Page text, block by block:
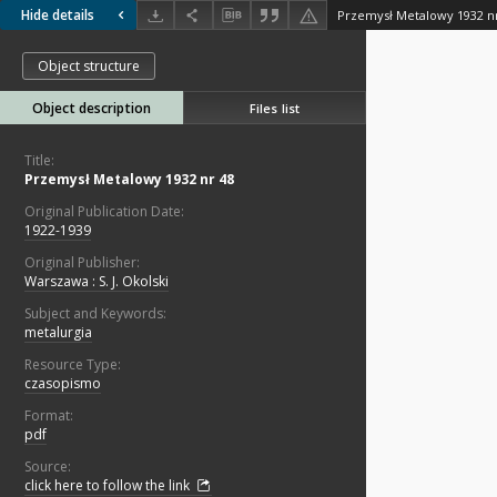
Hide details Przemysł Metalowy 1932
Object structure
Object description Files list
Title:
Przemysł Metalowy 1932 nr 48
Original Publication Date:
1922-1939
Original Publisher:
Warszawa : S. J. Okolski
Subject and Keywords:
metalurgia
Resource Type:
czasopismo
Format:
pdf
Source:
click here to follow the link